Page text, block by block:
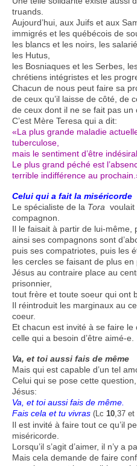
truands.
Aujourd’hui, aux Juifs et aux
immigrés et les québécois de
les blancs et les noirs, les
les Hutus,
les Bosniaques et les Serbes,
chrétiens intégristes et les
Chacun de nous peut faire sa
de ceux qu’il laisse de côté, de
de ceux dont il ne se fait pas un
C’est Mère Teresa qui a dit:
«La plus grande maladie
tuberculose,
mais le sentiment d’être
Le plus grand péché est
terrible indifférence au
Celui qui a fait la miséricorde
Le spécialiste de la Tora voulait
compagnon.
Il le faisait à partir de lui-même,
ainsi ses compagnons sont
puis ses compatriotes, puis les
les cercles se faisant de plus en
Jésus au contraire place au
prisonnier,
tout frère et toute soeur qui ont
Il réintroduit les marginaux au
coeur.
Et chacun est invité à se faire
celle qui a besoin d’être aimé-e.
Va, et toi aussi fais de même
Mais qui est capable d’un tel
Celui qui se pose cette
Jésus:
Va, et toi aussi fais de même.
Fais cela et tu vivras (Lc 10,37 et
Il est invité à faire tout ce qu’il
miséricorde.
Lorsqu’il s’agit d’aimer, il n’y a
Mais cela demande de faire